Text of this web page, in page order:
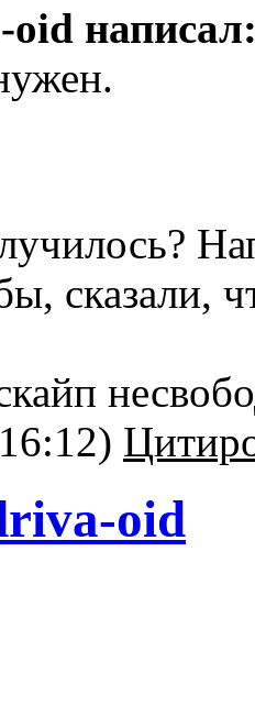
сказали,
oid